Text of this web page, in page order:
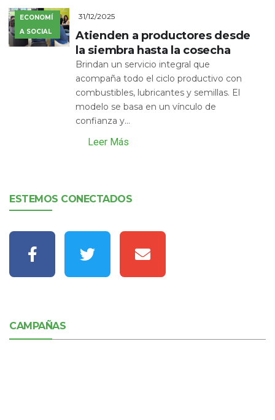
ECONOMÍ
A SOCIAL
31/12/2025
Atienden a productores desde
la siembra hasta la cosecha
Brindan un servicio integral que
acompaña todo el ciclo productivo con
combustibles, lubricantes y semillas. El
modelo se basa en un vínculo de
confianza y...
Leer Más
ESTEMOS CONECTADOS
CAMPAÑAS